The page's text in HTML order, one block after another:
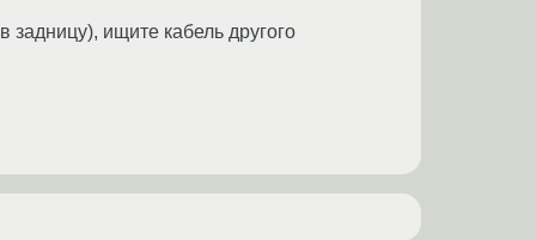
ищите кабель другого